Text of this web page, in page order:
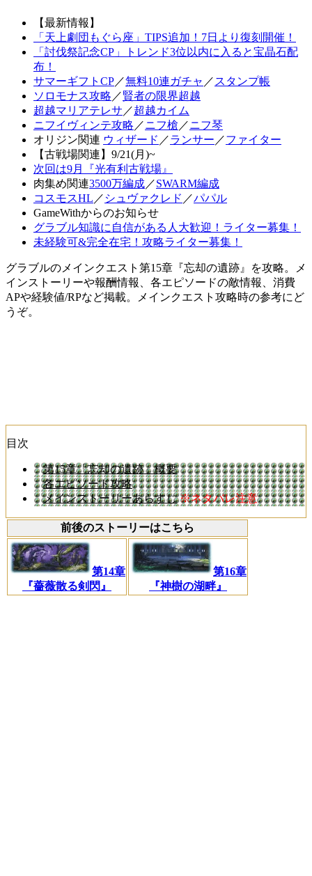
【最新情報】
「天上劇団もぐら座」TIPS追加！7日より復刻開催！
「討伐祭記念CP」トレンド3位以内に入ると宝晶石配
布！
サマーギフトCP／無料10連ガチャ ／ スタンプ帳
ソロモナス攻略 ／賢者の限界超越
超越マリアテレサ ／超越カイム
ニフイヴィンテ攻略 ／ニフ槍 ／ニフ琴
オリジン関連 ウィザード ／ランサー ／ファイター
【古戦場関連】9/21(月)~
次回は9月『光有利古戦場』
肉集め関連3500万編成／SWARM編成
コスモスHL ／ シュヴァクレド ／パパル
GameWithからのお知らせ
グラブル知識に自信がある人大歓迎！ライター募集！
未経験可&完全在宅！攻略ライター募集！
グラブルのメインクエスト第15章『忘却の遺跡』を攻略。メ
インストーリーや報酬情報、各エピソードの敵情報、消費
APや経験値/RPなど掲載。メインクエスト攻略時の参考にど
うぞ。
目次
第15章「忘却の遺跡」概要
各エピソード攻略
メインストーリーあらすじ ※ネタバレ注意
前後のストーリーはこちら
第14章
『薔薇散る剣閃』
第16章
『神樹の湖畔』